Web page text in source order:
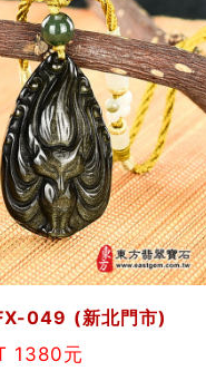
049 (新北門市)
1380元